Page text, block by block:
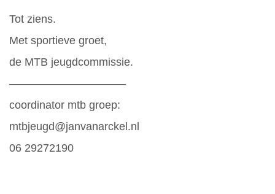
Tot ziens.
Met sportieve groet,
de MTB jeugdcommissie.
——————————–
coordinator mtb groep:
mtbjeugd@janvanarckel.nl
06 29272190